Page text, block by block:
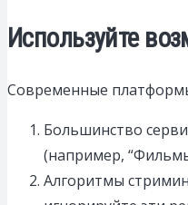
Используйте
Современные
Большинство
(например,
Алгоритмы